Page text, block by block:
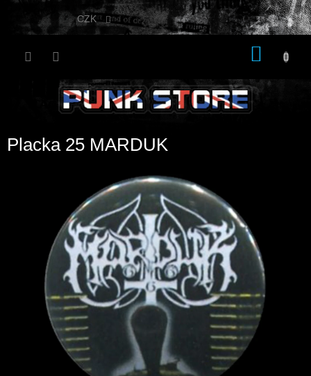
Přejít
CZK
Placka 25 MARDUK